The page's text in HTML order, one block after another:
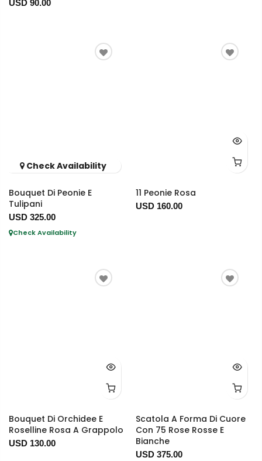
USD 90.00
Check Availability
Bouquet Di Peonie E
Tulipani
USD 325.00
Check Availability
11 Peonie Rosa
USD 160.00
Bouquet Di Orchidee E
Roselline Rosa A Grappolo
USD 130.00
Scatola A Forma Di Cuore
Con 75 Rose Rosse E
Bianche
USD 375.00